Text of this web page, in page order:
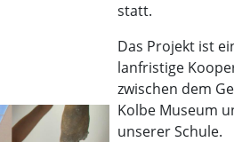
statt.
Das Projekt ist
lanfristige
zwischen dem
Kolbe Museum
unserer Schule.